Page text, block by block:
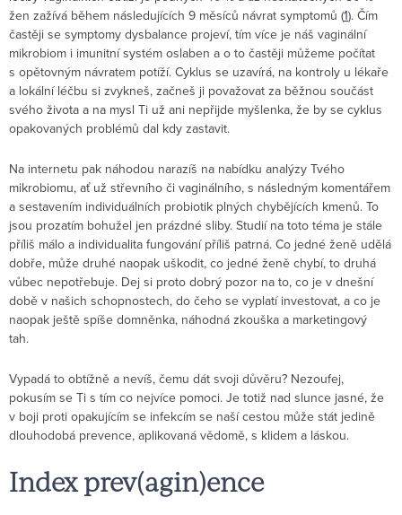
žen zažívá během následujících 9 měsíců návrat symptomů (1). Čím
častěji se symptomy dysbalance projeví, tím více je náš vaginální
mikrobiom i imunitní systém oslaben a o to častěji můžeme počítat
s opětovným návratem potíží. Cyklus se uzavírá, na kontroly u lékaře
a lokální léčbu si zvykneš, začneš ji považovat za běžnou součást
svého života a na mysl Ti už ani nepřijde myšlenka, že by se cyklus
opakovaných problémů dal kdy zastavit.
Na internetu pak náhodou narazíš na nabídku analýzy Tvého
mikrobiomu, ať už střevního či vaginálního, s následným komentářem
a sestavením individuálních probiotik plných chybějících kmenů. To
jsou prozatím bohužel jen prázdné sliby. Studií na toto téma je stále
příliš málo a individualita fungování příliš patrná. Co jedné ženě udělá
dobře, může druhé naopak uškodit, co jedné ženě chybí, to druhá
vůbec nepotřebuje. Dej si proto dobrý pozor na to, co je v dnešní
době v našich schopnostech, do čeho se vyplatí investovat, a co je
naopak ještě spíše domněnka, náhodná zkouška a marketingový
tah.
Vypadá to obtížně a nevíš, čemu dát svoji důvěru? Nezoufej,
pokusím se Ti s tím co nejvíce pomoci. Je totiž nad slunce jasné, že
v boji proti opakujícím se infekcím se naší cestou může stát jedině
dlouhodobá prevence, aplikovaná vědomě, s klidem a láskou.
Index prev(agin)ence